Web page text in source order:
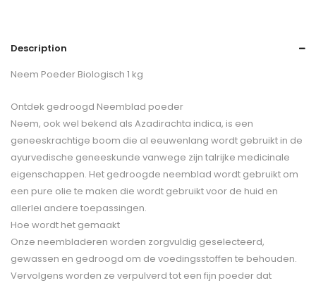
Description
Neem Poeder Biologisch 1 kg
Ontdek gedroogd Neemblad poeder
Neem, ook wel bekend als Azadirachta indica, is een
geneeskrachtige boom die al eeuwenlang wordt gebruikt in de
ayurvedische geneeskunde vanwege zijn talrijke medicinale
eigenschappen. Het gedroogde neemblad wordt gebruikt om
een pure olie te maken die wordt gebruikt voor de huid en
allerlei andere toepassingen.
Hoe wordt het gemaakt
Onze neembladeren worden zorgvuldig geselecteerd,
gewassen en gedroogd om de voedingsstoffen te behouden.
Vervolgens worden ze verpulverd tot een fijn poeder dat